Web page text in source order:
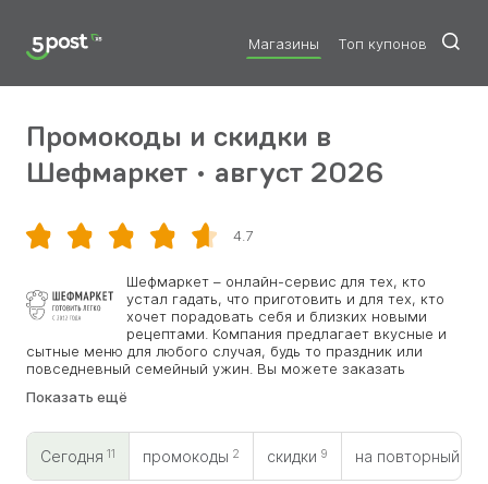
Магазины Топ купонов
Промокоды и скидки в
Шефмаркет • август 2026
Сегодня 11 промокоды 2 скидки 9 на повторный
4.7
Шефмаркет – онлайн-сервис для тех, кто
устал гадать, что приготовить и для тех, кто
хочет порадовать себя и близких новыми
рецептами. Компания предлагает вкусные и
сытные меню для любого случая, будь то праздник или
повседневный семейный ужин. Вы можете заказать
собственного приготовления. Все рецепты проверены, их
обновление меню, с которым поработали диетологи и
технологи. На сайте есть блог, в котором интересные
статьи, связанные с миром кулинарии. Действуют
Показать ещё
Скопировать